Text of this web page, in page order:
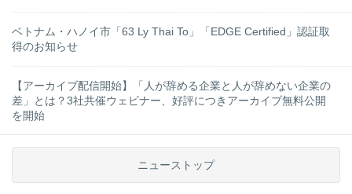
ベトナム・ハノイ市「63 Ly Thai To」「EDGE Certified」認証取
得のお知らせ
【アーカイブ配信開始】「人が辞める企業と人が辞めない企業の
差」とは？3社共催ウェビナー、好評につきアーカイブ無料公開
を開始
ニューストップ